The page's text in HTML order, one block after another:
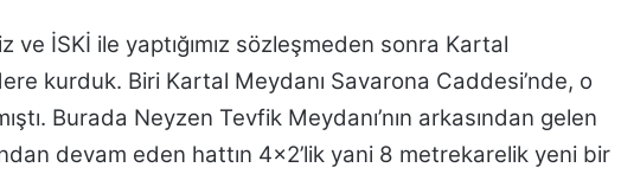
ve İSKİ ile yaptığımız sözleşmeden sonra Kartal
kurduk. Biri Kartal Meydanı Savarona Caddesi’nde, o
Burada Neyzen Tevfik Meydanı’nın arkasından gelen
devam eden hattın 4×2’lik yani 8 metrekarelik yeni bir